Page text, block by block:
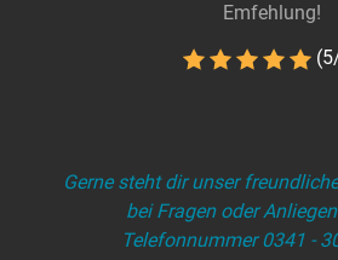
Emfehlung!
Gerne steht dir unser
bei Fragen oder
Telefonnummer 0341 -